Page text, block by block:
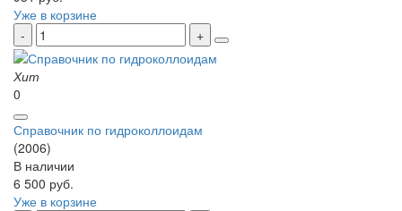
Уже в корзине
Хит
0
Справочник по гидроколлоидам
(2006)
В наличии
6 500 руб.
Уже в корзине